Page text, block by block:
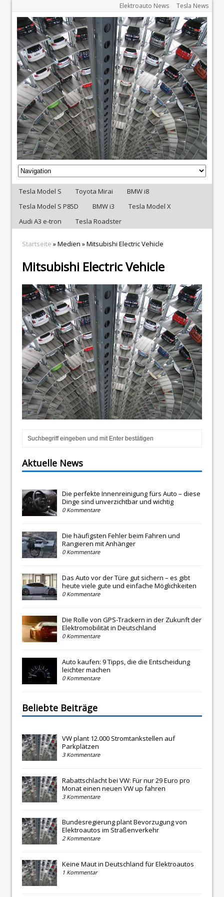
Elektroauto News Tesla News
Tesla Model S Toyota Mirai
BMW i8
Tesla Model S P85D
BMW i3
Tesla Model X
Audi A3 e-tron
Tesla Roadster
Startseite » Medien » Mitsubishi Electric Vehicle
Mitsubishi Electric Vehicle
Aktuelle News
Die perfekte Innenreinigung fürs Auto – diese
Dinge sind unverzichtbar und wichtig
0 Kommentare
Die häufigsten Fehler beim Fahren und
Rangieren mit Anhänger
0 Kommentare
Das Auto vor der Türe gut sichern – es gibt
heute viele gute und einfache Möglichkeiten
0 Kommentare
Die Rolle von GPS-Trackern in der Zukunft der
Elektromobilität in Deutschland
0 Kommentare
Auto kaufen: 9 Tipps, die die Entscheidung
leichter machen
0 Kommentare
Beliebte Beiträge
VW plant 12.000 Stromtankstellen auf
Parkplätzen
3 Kommentare
Rabattschlacht bei VW: Für nur 29 Euro pro
Monat einen neuen VW up fahren
3 Kommentare
Bundesregierung plant Bevorzugung von
Elektroautos im Straßenverkehr
2 Kommentare
Keine Maut in Deutschland für Elektroautos
1 Kommentar